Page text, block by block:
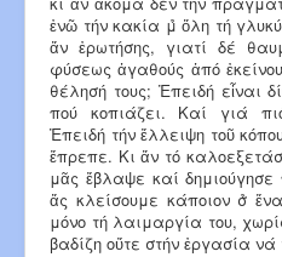
ἐνῶ τήν κακία μ̉ ὅλη τή
ἄν ἐρωτήσης, γιατί δέ
φύσεως ἀγαθούς ἀπό
θέλησή τους; Ἐπειδή εἶναι
πού κοπιάζει. Καί γιά
Ἐπειδή τήν ἔλλειψη τοῦ
ἔπρεπε. Κι ἄν τό
μᾶς ἔβλαψε καί
ἄς κλείσουμε κάποιον σ̉
μόνο τή λαιμαργία του,
βαδίζη οὔτε στήν ἐργασία